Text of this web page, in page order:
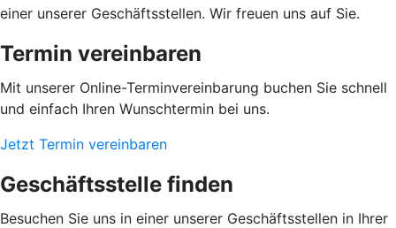
einer unserer Geschäftsstellen. Wir freuen uns auf Sie.
Termin vereinbaren
Mit unserer Online-Terminvereinbarung buchen Sie schnell
und einfach Ihren Wunschtermin bei uns.
Jetzt Termin vereinbaren
Geschäftsstelle finden
Besuchen Sie uns in einer unserer Geschäftsstellen in Ihrer